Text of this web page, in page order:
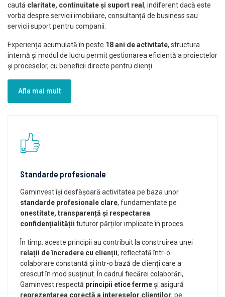
caută claritate, continuitate și suport real , indiferent dacă este
vorba despre servicii imobiliare, consultanță de business sau
servicii suport pentru companii.
Experiența acumulată în peste 18 ani de activitate, structura
internă și modul de lucru permit gestionarea eficientă a proiectelor
și proceselor, cu beneficii directe pentru clienți.
Afla mai mult
Standarde profesionale
Gaminvest își desfășoară activitatea pe baza unor
standarde profesionale clare, fundamentate pe
onestitate, transparență și respectarea
confidențialității tuturor părților implicate în proces.
În timp, aceste principii au contribuit la construirea unei
relații de încredere cu clienții, reflectată într-o
colaborare constantă și într-o bază de clienți care a
crescut în mod susținut. În cadrul fiecărei colaborări,
Gaminvest respectă principii etice fermeși asigură
reprezentarea corectă a intereselor clienților, pe